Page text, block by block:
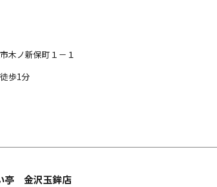
木ノ新保町１－１
歩1分
亭 金沢玉鉾店